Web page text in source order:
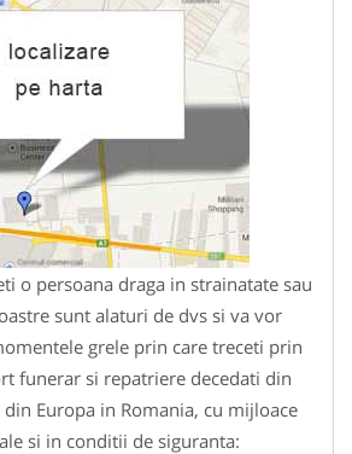
o persoana draga in strainatate sau
sunt alaturi de dvs si va vor
grele prin care treceti prin
funerar si repatriere decedati din
Europa in Romania, cu mijloace
si in conditii de siguranta: